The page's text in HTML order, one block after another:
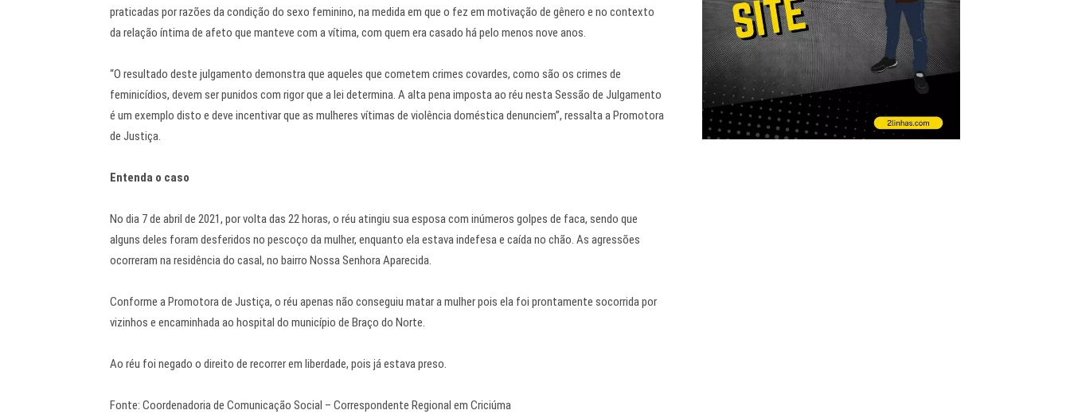
praticadas por razões da condição do sexo feminino, na medida em que o fez em motivação de gênero e no contexto
da relação íntima de afeto que manteve com a vítima, com quem era casado há pelo menos nove anos.
“O resultado deste julgamento demonstra que aqueles que cometem crimes covardes, como são os crimes de
feminicídios, devem ser punidos com rigor que a lei determina. A alta pena imposta ao réu nesta Sessão de Julgamento
é um exemplo disto e deve incentivar que as mulheres vítimas de violência doméstica denunciem”, ressalta a Promotora
de Justiça.
Entenda o caso
No dia 7 de abril de 2021, por volta das 22 horas, o réu atingiu sua esposa com inúmeros golpes de faca, sendo que
alguns deles foram desferidos no pescoço da mulher, enquanto ela estava indefesa e caída no chão. As agressões
ocorreram na residência do casal, no bairro Nossa Senhora Aparecida.
Conforme a Promotora de Justiça, o réu apenas não conseguiu matar a mulher pois ela foi prontamente socorrida por
vizinhos e encaminhada ao hospital do município de Braço do Norte.
Ao réu foi negado o direito de recorrer em liberdade, pois já estava preso.
Fonte: Coordenadoria de Comunicação Social – Correspondente Regional em Criciúma